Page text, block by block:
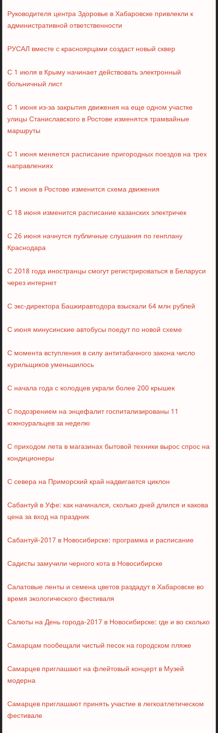
Руководителя центра Здоровье в Хабаровске привлекли к
административной ответственности
РУСАЛ вместе с красноярцами создаст новый сквер
С 1 июля в Крыму начинает действовать электронный
больничный лист
С 1 июня из-за закрытия движения на еще одном участке
улицы Станиславского в Ростове изменятся трамвайные
маршруты
С 1 июня меняется расписание пригородных поездов на трех
направлениях
С 1 июня в Ростове изменится схема движения
С 18 июня изменится расписание казанских электричек
С 26 июня начнутся публичные слушания по генплану
Краснодара
С 2018 года иностранцы смогут регистрироваться в Беларуси
через интернет
С экс-директора Башкиравтодора взыскали 64 млн рублей
С июня минусинские автобусы поедут по новой схеме
С момента вступления в силу антитабачного закона число
курильщиков уменьшилось
С начала года с колодцев украли более 200 крышек
С подозрением на энцефалит госпитализированы 11
южноуральцев за неделю
С приходом лета в магазинах бытовой техники вырос спрос на
кондиционеры
С севера на Приморский край надвигается циклон
Сабантуй в Уфе: как начинался, сколько дней длился и какова
цена за вход на праздник
Сабантуй-2017 в Новосибирске: программа и расписание
Садисты замучили черного кота в Новосибирске
Салатовые ленты и семена цветов раздадут в Хабаровске во
время экологического фестиваля
Салюты на День города-2017 в Новосибирске: где и во сколько
Самарцам пообещали чистый песок на городском пляже
Самарцев приглашают на флейтовый концерт в Музей
модерна
Самарцев приглашают принять участие в легкоатлетическом
фестивале